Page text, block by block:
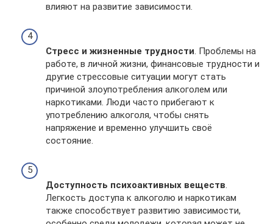
влияют на развитие зависимости.
Стресс и жизненные трудности . Проблемы на
работе, в личной жизни, финансовые трудности и
другие стрессовые ситуации могут стать
причиной злоупотребления алкоголем или
наркотиками. Люди часто прибегают к
употреблению алкоголя, чтобы снять
напряжение и временно улучшить своё
состояние.
Доступность психоактивных веществ
Легкость доступа к алкоголю и наркотикам
также способствует развитию зависимости,